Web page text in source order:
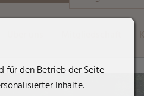
für den Betrieb der Seite
Inhalte.